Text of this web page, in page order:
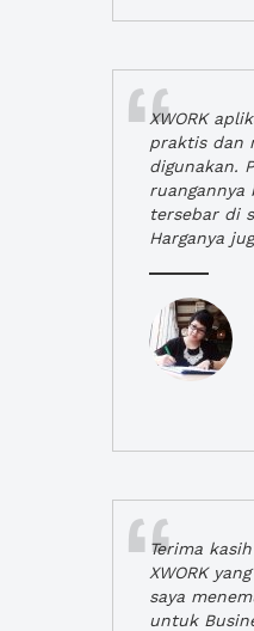
XWORK
praktis dan
digunakan.
ruangannya
tersebar di
Harganya
Terima
XWORK
saya
untuk